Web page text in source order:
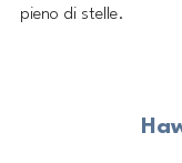
pieno di stelle.